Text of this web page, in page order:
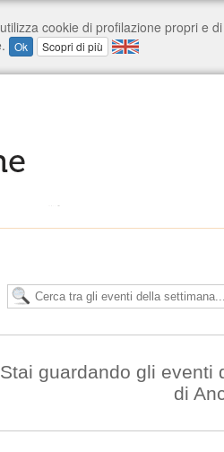
Stai guardando gli eventi
di